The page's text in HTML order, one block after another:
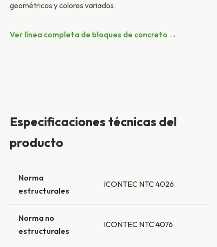
geométricos y colores variados.
Ver línea completa de bloques de concreto →
Especificaciones técnicas del
producto
Norma
estructurales
ICONTEC NTC 4026
Norma no
estructurales
ICONTEC NTC 4076